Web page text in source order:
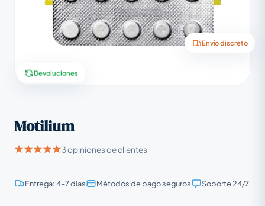
Envío discreto
Devoluciones
Motilium
3 opiniones de clientes
Entrega: 4–7 días Métodos de pago seguros Soporte 24/7